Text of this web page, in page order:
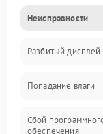
Видео
Механика
Управление
Электропитание
Неисправности
Разбитый дисплей
Попадание влаги
Сбой
обеспечения